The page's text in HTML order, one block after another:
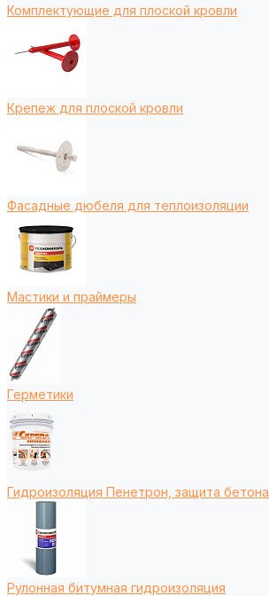
Комплектующие для плоской кровли
Крепеж для плоской кровли
Фасадные дюбеля для теплоизоляции
Мастики и праймеры
Герметики
Гидроизоляция Пенетрон, защита бетона
Рулонная битумная гидроизоляция